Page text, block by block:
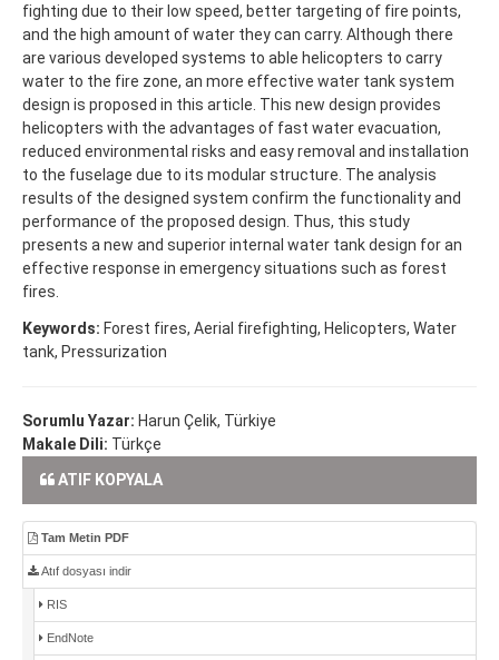
fighting due to their low speed, better targeting of fire points,
and the high amount of water they can carry. Although there
are various developed systems to able helicopters to carry
water to the fire zone, an more effective water tank system
design is proposed in this article. This new design provides
helicopters with the advantages of fast water evacuation,
reduced environmental risks and easy removal and installation
to the fuselage due to its modular structure. The analysis
results of the designed system confirm the functionality and
performance of the proposed design. Thus, this study
presents a new and superior internal water tank design for an
effective response in emergency situations such as forest
fires.
Keywords: Forest fires, Aerial firefighting, Helicopters, Water
tank, Pressurization
Sorumlu Yazar: Harun Çelik, Türkiye
Makale Dili: Türkçe
ATIF KOPYALA
Tam Metin PDF
Atıf dosyası indir
RIS
EndNote